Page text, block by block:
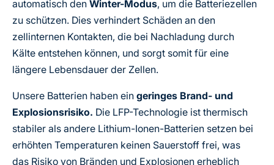
automatisch den Winter-Modus, um die Batteriezellen
zu schützen. Dies verhindert Schäden an den
zellinternen Kontakten, die bei Nachladung durch
Kälte entstehen können, und sorgt somit für eine
längere Lebensdauer der Zellen.
Unsere Batterien haben ein geringes Brand- und
Explosionsrisiko. Die LFP-Technologie ist thermisch
stabiler als andere Lithium-Ionen-Batterien setzen bei
erhöhten Temperaturen keinen Sauerstoff frei, was
das Risiko von Bränden und Explosionen erheblich